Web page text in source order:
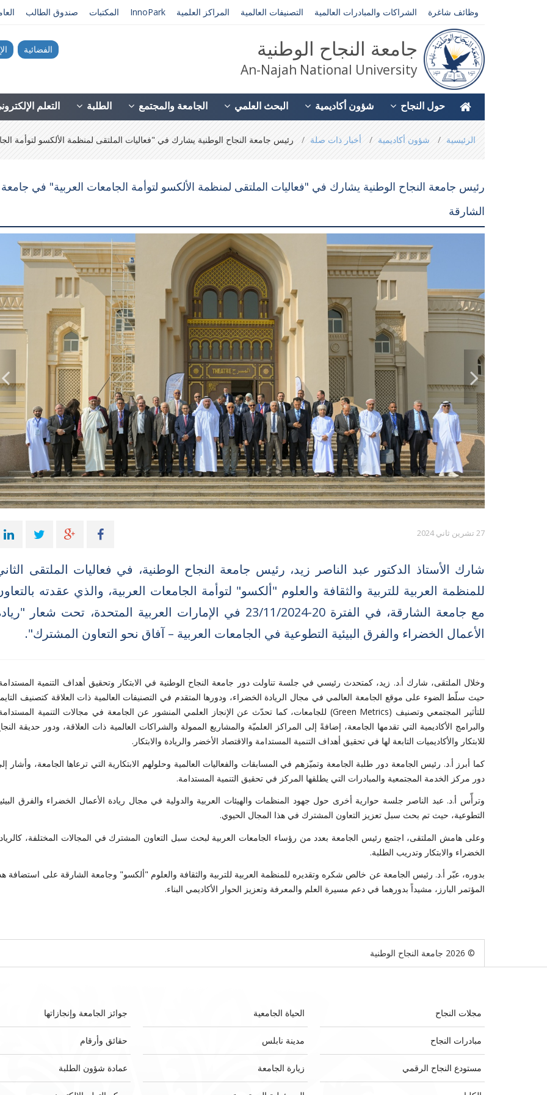
وظائف شاغرة الشراكات والمبادرات العالمية التصنيفات العالمية المراكز العلمية InnoPark المكتبات صندوق الطالب
الفضائية جامعة النجاح الوطنية
An-Najah National University
حول النجاح شؤون أكاديمية البحث العلمي الجامعة والمجتمع الطلبة التعلم
are
الرئيسية شؤون أكاديمية أخبار ذات صلة رئيس جامعة النجاح الوطنية يشارك في "فعاليات الملتقى لمنظمة الألكسو لتوأمة
رئيس جامعة النجاح الوطنية يشارك في "فعاليات الملتقى لمنظمة الألكسو لتوأمة الجامعات العربية" في جامعة
الشارقة
27 تشرين ثاني 2024
شارك الأستاذ الدكتور عبد الناصر زيد، رئيس جامعة النجاح الوطنية، في فعاليات الملتقى
للمنظمة العربية للتربية والثقافة والعلوم "ألكسو" لتوأمة الجامعات العربية، والذي عقدته
مع جامعة الشارقة، في الفترة 20-23/11/2024 في الإمارات العربية المتحدة، تحت شعار
الأعمال الخضراء والفرق البيئية التطوعية في الجامعات العربية – آفاق نحو التعاون المشترك".
وخلال الملتقى، شارك أ.د. زيد، كمتحدث رئيسي في جلسة تناولت دور جامعة النجاح الوطنية في الابتكار وتحقيق أهداف التنمية
حيث سلّط الضوء على موقع الجامعة العالمي في مجال الريادة الخضراء، ودورها المتقدم في التصنيفات العالمية ذات العلاقة كتصنيف
للتأثير المجتمعي وتصنيف (Green Metrics) للجامعات، كما تحدّث عن الإنجاز العلمي المنشور عن الجامعة في مجالات التنمية
والبرامج الأكاديمية التي تقدمها الجامعة، إضافةً إلى المراكز العلميّة والمشاريع الممولة والشراكات العالمية ذات العلاقة، ودور حديقة
للابتكار والأكاديميات التابعة لها في تحقيق أهداف التنمية المستدامة والاقتصاد الأخضر والريادة والابتكار .
كما أبرز أ.د. رئيس الجامعة دور طلبة الجامعة وتميّزهم في المسابقات والفعاليات العالمية وحلولهم الابتكارية التي ترعاها الجامعة، وأشار
دور مركز الخدمة المجتمعية والمبادرات التي يطلقها المركز في تحقيق التنمية المستدامة.
وترأّس أ.د. عبد الناصر جلسة حوارية أخرى حول جهود المنظمات والهيئات العربية والدولية في مجال ريادة الأعمال الخضراء والفرق
التطوعية، حيث تم بحث سبل تعزيز التعاون المشترك في هذا المجال الحيوي.
وعلى هامش الملتقى، اجتمع رئيس الجامعة بعدد من رؤساء الجامعات العربية لبحث سبل التعاون المشترك في المجالات المختلفة،
الخضراء والابتكار وتدريب الطلبة.
بدوره، عبّر أ.د. رئيس الجامعة عن خالص شكره وتقديره للمنظمة العربية للتربية والثقافة والعلوم "ألكسو" وجامعة الشارقة على استضافة
المؤتمر البارز، مشيداً بدورهما في دعم مسيرة العلم والمعرفة وتعزيز الحوار الأكاديمي البناء.
© 2026 جامعة النجاح الوطنية
مجلات النجاح
مبادرات النجاح
مستودع النجاح الرقمي
الحياة الجامعية
مدينة نابلس
زيارة الجامعة
جوائز الجامعة وإنجازاتها
حقائق وأرقام
عمادة شؤون الطلبة